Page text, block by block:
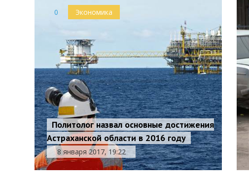
0 Экономика
Политолог назвал основные достижения
Астраханской области в 2016 году
8 января 2017, 19:22